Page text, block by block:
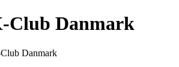
Club Danmark
Danmark